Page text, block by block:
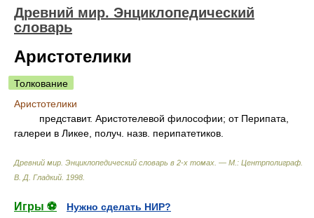
Древний мир. Энциклопедический
словарь
Аристотелики
Толкование
Аристотелики
представит. Аристотелевой философии; от Перипата,
галереи в Ликее, получ. назв. перипатетиков.
Древний мир. Энциклопедический словарь в 2-х томах. — М.: Центрполиграф
В. Д. Гладкий 1998
Игры ⚽
Нужно сделать НИР?